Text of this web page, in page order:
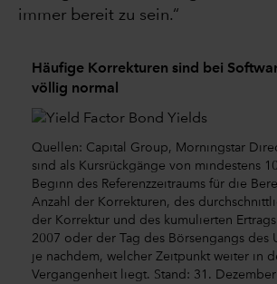
immer bereit zu sein.“
Häufige Korrekturen sind bei
völlig normal
Quellen: Capital Group, Morningstar
sind als Kursrückgänge von mindestens
Beginn des Referenzzeitraums für die
Anzahl der Korrekturen, des
der Korrektur und des kumulierten
2007 oder der Tag des Börsengangs des
je nachdem, welcher Zeitpunkt weiter in
Vergangenheit liegt. Stand: 31.